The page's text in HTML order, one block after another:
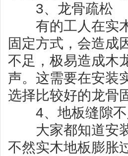
3、龙骨疏松
有的工人在实木
固定方式，会造成
不足，极易造成木
声。这需要在安装
选择比较好的龙骨
4、地板缝隙不
大家都知道安装
不然实木地板膨胀